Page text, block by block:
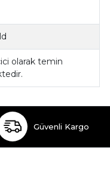
olarak temin
Güvenli Kargo